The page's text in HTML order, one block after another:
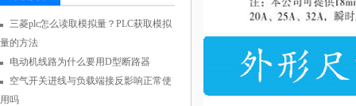
三菱plc怎么读取模拟量？PLC获取模拟
量的方法
电动机线路为什么要用D型断路器
空气开关进线与负载端接反影响正常使
用吗